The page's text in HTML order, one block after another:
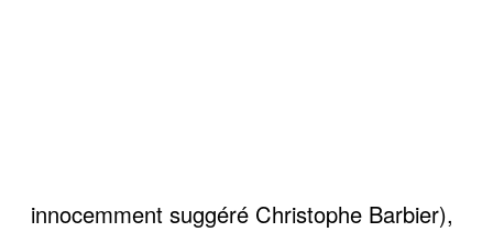
innocemment suggéré Christophe Barbier),